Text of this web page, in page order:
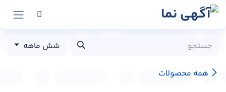
پرش به محتوا
همه محصولات
شش ماهه